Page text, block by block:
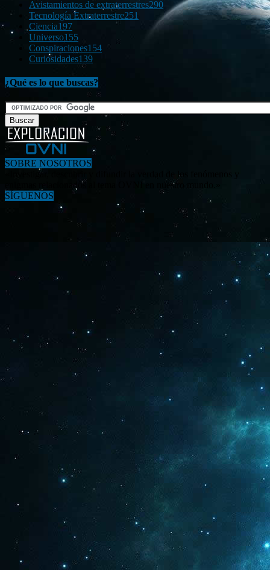
Avistamientos de extraterrestres290
Tecnología Extraterrestre251
Ciencia197
Universo155
Conspiraciones154
Curiosidades139
¿Qué es lo que buscas?
SOBRE NOSOTROS
«Investigar, descubrir y difundir la verdad de los fenómenos y
enigmas relacionados al tema OVNI en nuestro mundo.»
SÍGUENOS